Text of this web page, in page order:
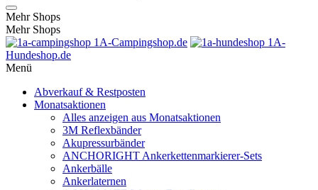
Mehr Shops
Mehr Shops
1A-Campingshop.de
1A-
Hundeshop.de
Menü
Abverkauf & Restposten
Monatsaktionen
Alles anzeigen aus Monatsaktionen
3M Reflexbänder
Akupressurbänder
ANCHORIGHT Ankerkettenmarkierer-Sets
Ankerbälle
Ankerlaternen